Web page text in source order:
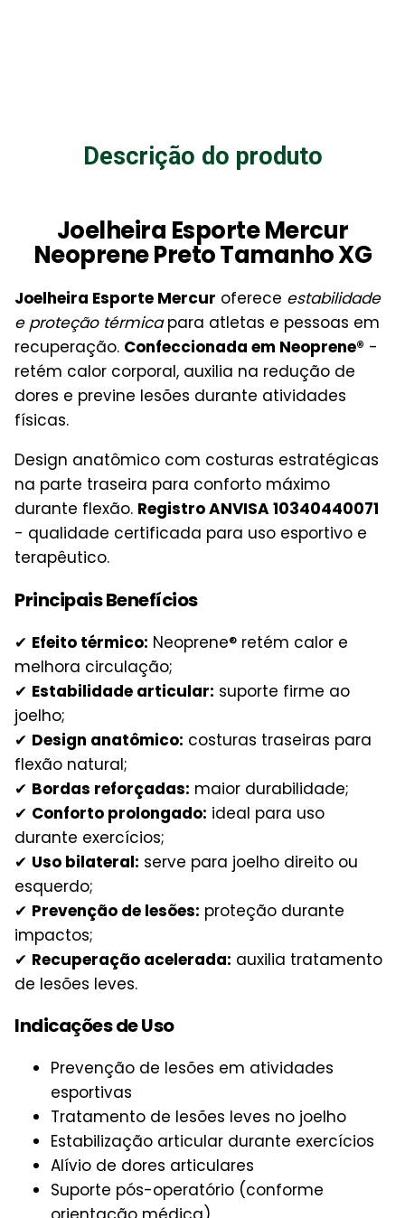
Descrição do produto
Joelheira Esporte Mercur
Neoprene Preto Tamanho XG
Joelheira Esporte Mercur oferece estabilidade
e proteção térmicapara atletas e pessoas em
recuperação. Confeccionada em Neoprene® -
retém calor corporal, auxilia na redução de
dores e previne lesões durante atividades
físicas.
Design anatômico com costuras estratégicas
na parte traseira para conforto máximo
durante flexão. Registro ANVISA 10340440071
- qualidade certificada para uso esportivo e
terapêutico.
Principais Benefícios
✔ Efeito térmico: Neoprene® retém calor e
melhora circulação;
✔ Estabilidade articular: suporte firme ao
joelho;
✔ Design anatômico: costuras traseiras para
flexão natural;
✔ Bordas reforçadas: maior durabilidade;
✔ Conforto prolongado: ideal para uso
durante exercícios;
✔ Uso bilateral: serve para joelho direito ou
esquerdo;
✔ Prevenção de lesões: proteção durante
impactos;
✔ Recuperação acelerada: auxilia tratamento
de lesões leves.
Indicações de Uso
Prevenção de lesões em atividades
esportivas
Tratamento de lesões leves no joelho
Estabilização articular durante exercícios
Alívio de dores articulares
Suporte pós-operatório (conforme